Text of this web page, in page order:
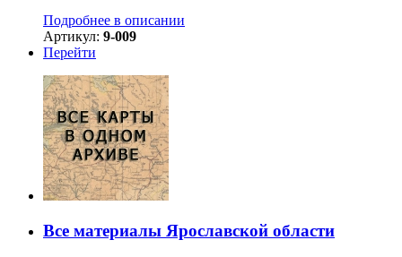
Подробнее в описании
Артикул: 9-009
Перейти
Все материалы Ярославской области